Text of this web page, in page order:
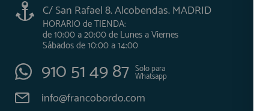
910 51 49 87 Solo para
Whatsapp
info@francobordo.com
C/ San Rafael 8. Alcobendas. MADRID
HORARIO de TIENDA:
de 10:00 a 20:00 de Lunes a Viernes
Sábados de 10:00 a 14:00
910 51 49 87 Solo para
Whatsapp
info@francobordo.com